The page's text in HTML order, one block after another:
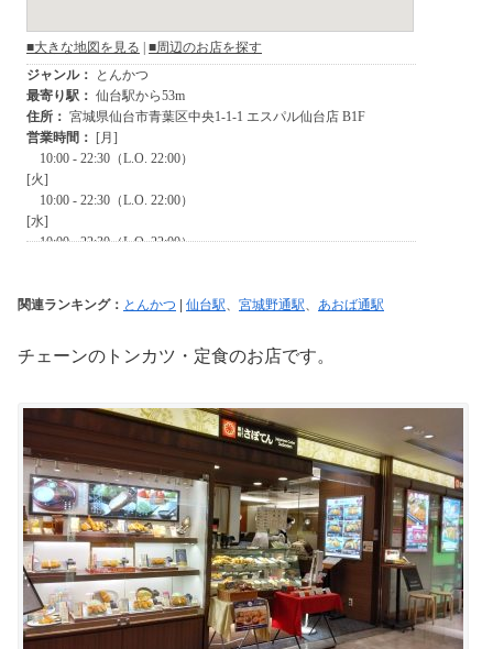
関連ランキング： とんかつ 仙台駅、 宮城野通駅、 あおば通駅
チェーンのトンカツ・定食のお店です。